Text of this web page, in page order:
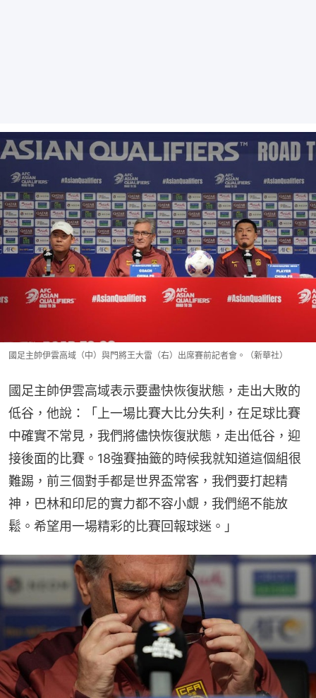
國足主帥伊雲高域（中）與門將王大雷（右）出席賽前記者會。（新華社）
國足主帥伊雲高域表示要盡快恢復狀態，走出大敗的
低谷，他說：「上一場比賽大比分失利，在足球比賽
中確實不常見，我們將儘快恢復狀態，走出低谷，迎
接後面的比賽。18強賽抽籤的時候我就知道這個組很
難踢，前三個對手都是世界盃常客，我們要打起精
神，巴林和印尼的實力都不容小覷，我們絕不能放
鬆。希望用一場精彩的比賽回報球迷。」